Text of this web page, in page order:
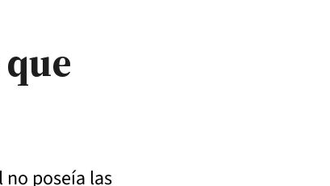
poseía las